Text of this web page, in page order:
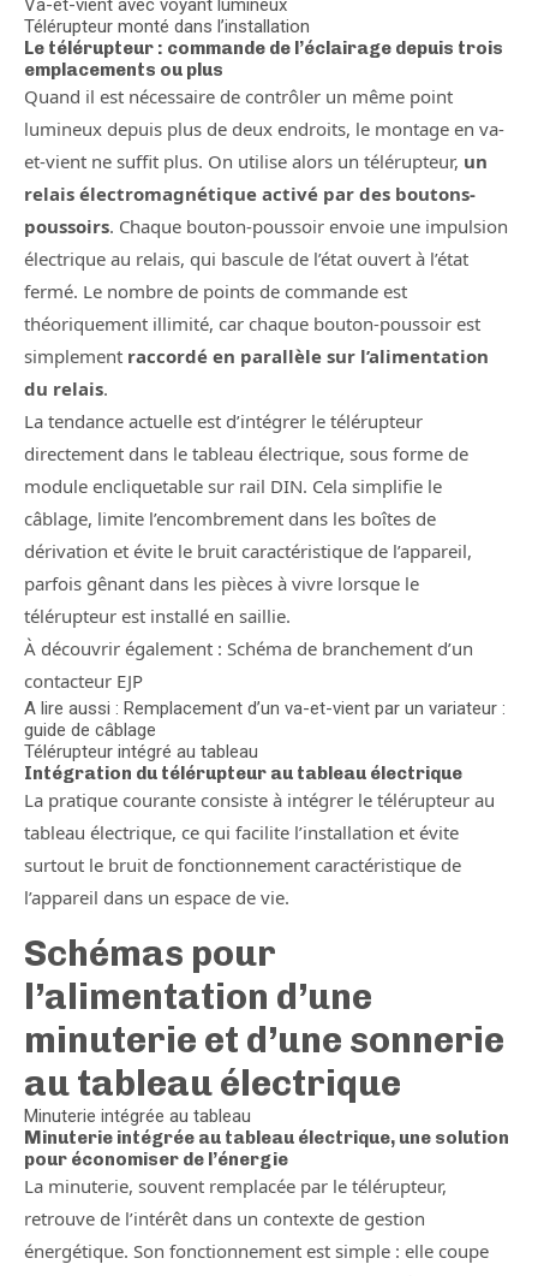
Va-et-vient avec voyant lumineux
Télérupteur monté dans l’installation
Le télérupteur : commande de l’éclairage depuis trois
emplacements ou plus
Quand il est nécessaire de contrôler un même point
lumineux depuis plus de deux endroits, le montage en va-
et-vient ne suffit plus. On utilise alors un télérupteur, un
relais électromagnétique activé par des boutons-
poussoirs. Chaque bouton-poussoir envoie une impulsion
électrique au relais, qui bascule de l’état ouvert à l’état
fermé. Le nombre de points de commande est
théoriquement illimité, car chaque bouton-poussoir est
simplement raccordé en parallèle sur l’alimentation
du relais.
La tendance actuelle est d’intégrer le télérupteur
directement dans le tableau électrique, sous forme de
module encliquetable sur rail DIN. Cela simplifie le
câblage, limite l’encombrement dans les boîtes de
dérivation et évite le bruit caractéristique de l’appareil,
parfois gênant dans les pièces à vivre lorsque le
télérupteur est installé en saillie.
À découvrir également : Schéma de branchement d’un
contacteur EJP
A lire aussi : Remplacement d’un va-et-vient par un variateur :
guide de câblage
Télérupteur intégré au tableau
Intégration du télérupteur au tableau électrique
La pratique courante consiste à intégrer le télérupteur au
tableau électrique, ce qui facilite l’installation et évite
surtout le bruit de fonctionnement caractéristique de
l’appareil dans un espace de vie.
Schémas pour
l’alimentation d’une
minuterie et d’une sonnerie
au tableau électrique
Minuterie intégrée au tableau
Minuterie intégrée au tableau électrique, une solution
pour économiser de l’énergie
La minuterie, souvent remplacée par le télérupteur,
retrouve de l’intérêt dans un contexte de gestion
énergétique. Son fonctionnement est simple : elle coupe